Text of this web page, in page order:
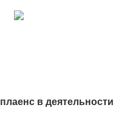
в деятельности